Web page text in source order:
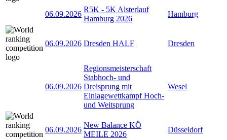
06.09.2026
R5K - 5K Alsterlauf
Hamburg 2026
Hamburg
06.09.2026 Dresden HALF Dresden
06.09.2026
Regionsmeisterschaft
Stabhoch- und
Dreisprung mit
Einlagewettkampf Hoch-
und Weitsprung
Wesel
06.09.2026
New Balance KÖ
MEILE 2026
Düsseldorf